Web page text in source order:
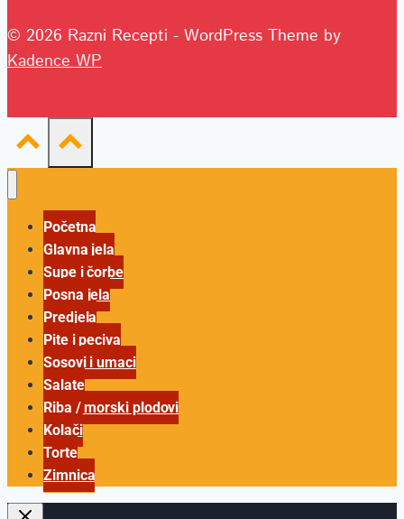
© 2026 Razni Recepti - WordPress Theme by
Kadence WP
Početna
Glavna jela
Supe i čorbe
Posna jela
Predjela
Pite i peciva
Sosovi i umaci
Salate
Riba / morski plodovi
Kolači
Torte
Zimnica